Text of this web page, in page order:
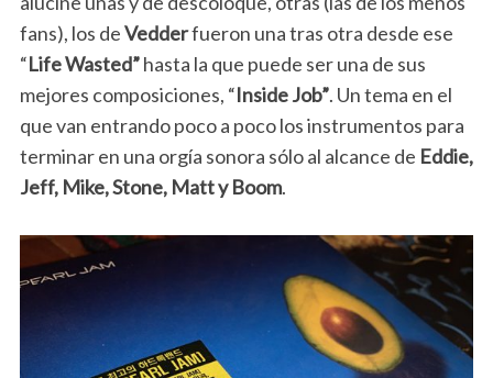
fans), los deVedderfueron una tras otra desde ese
“Life Wasted”hasta la que puede ser una de sus
mejores composiciones, “Inside Job”. Un tema en el
que van entrando poco a poco los instrumentos para
terminar en una orgía sonora sólo al alcance de Eddie,
Jeff, Mike, Stone, Matt y Boom.